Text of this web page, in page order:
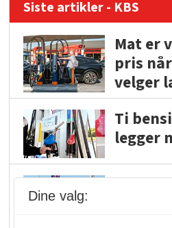
Siste artikler - KBS
Mat er
pris
velger
Ti
legger
Dine valg: